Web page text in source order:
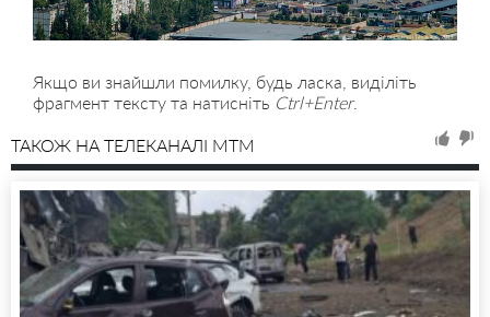
Якщо ви знайшли помилку, будь ласка, виділіть
фрагмент тексту та натисніть Ctrl+Enter.
ТАКОЖ НА ТЕЛЕКАНАЛІ MTM